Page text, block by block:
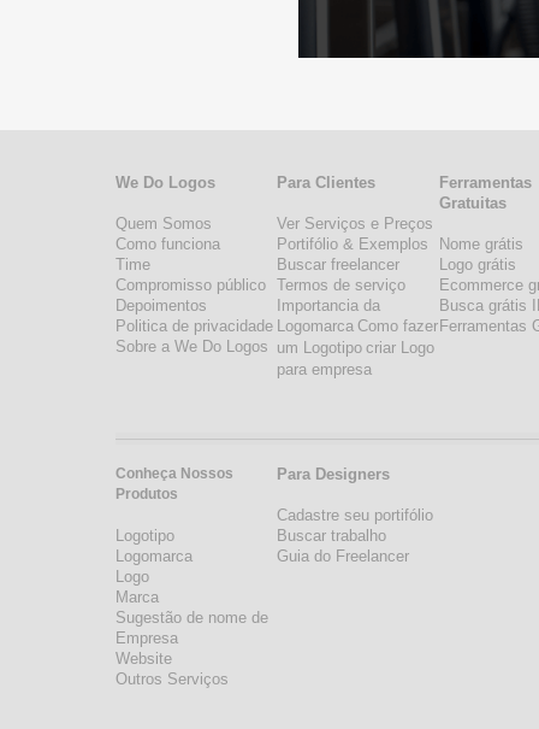
We Do Logos
Quem Somos
Como funciona
Time
Compromisso público
Depoimentos
Politica de privacidade
Sobre a We Do Logos
Conheça Nossos
Produtos
Logotipo
Logomarca
Logo
Marca
Sugestão de nome de
Empresa
Website
Outros Serviços
Para Clientes
Ver Serviços e Preços
Portifólio & Exemplos
Buscar freelancer
Termos de serviço
Importancia da
Logomarca Como fazer
um Logotipo criar Logo
para empresa
Para Designers
Cadastre seu portifólio
Buscar trabalho
Guia do Freelancer
Ferramentas
Gratuitas
Nome grátis
Logo grátis
Ecommerce
Busca grátis
Ferramentas